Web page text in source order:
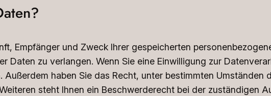
Empfänger und Zweck Ihrer gespeicherten
Daten zu verlangen. Wenn Sie eine Einwilligung zur
haben Sie das Recht, unter bestimmten Umständen
steht Ihnen ein Beschwerderecht bei der zuständigen